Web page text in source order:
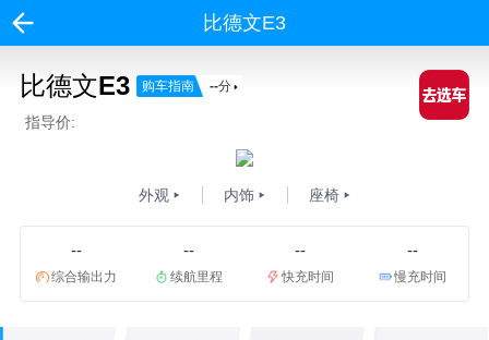
比德文E3
比德文E3 购车指南 --分
指导价:
外观 内饰 座椅
--
综合输出力
--
续航里程
--
快充时间
--
慢充时间